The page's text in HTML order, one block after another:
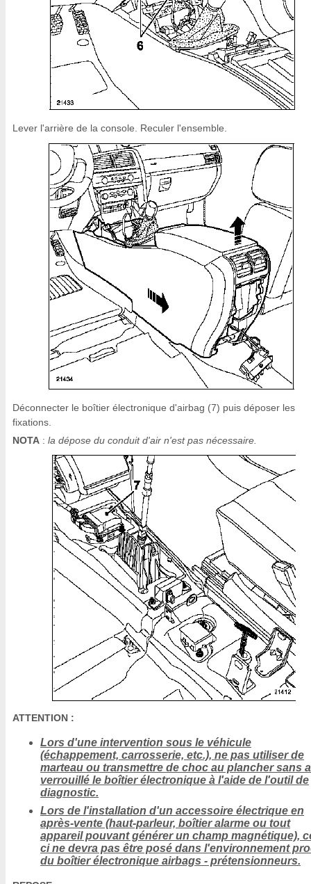
Lever l'arrière de la console. Reculer l'ensemble.
Déconnecter le boîtier électronique d'airbag (7) puis déposer les
fixations.
NOTA : la dépose du conduit d'air n'est pas nécessaire.
ATTENTION :
Lors d'une intervention sous le véhicule
(échappement, carrosserie, etc.), ne pas utiliser de
marteau ou transmettre de choc au plancher sans
verrouillé le boîtier électronique à l'aide de l'outil de
diagnostic.
Lors de l'installation d'un accessoire électrique en
après-vente (haut-parleur, boîtier alarme ou tout
appareil pouvant générer un champ magnétique),
ci ne devra pas être posé dans l'environnement
du boîtier électronique airbags - prétensionneurs.